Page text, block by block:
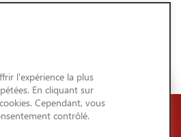
l'expérience la plus
En cliquant sur
Cependant, vous
contrôlé.